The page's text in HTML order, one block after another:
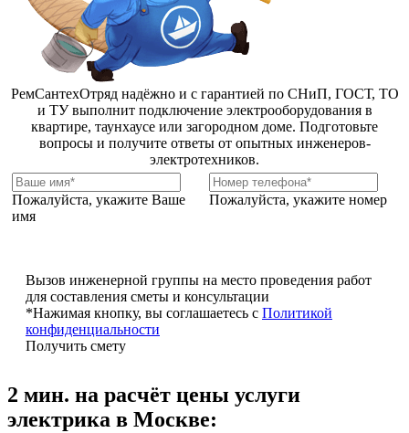
РемСантехОтряд надёжно и с гарантией по СНиП, ГОСТ, ТО
и ТУ выполнит подключение электрооборудования в
квартире, таунхаусе или загородном доме. Подготовьте
вопросы и получите ответы от опытных инженеров-
электротехников.
Пожалуйста, укажите Ваше
имя
Пожалуйста, укажите номер
Вызов инженерной группы на место проведения работ
для составления сметы и консультации
*Нажимая кнопку, вы соглашаетесь с Политикой
конфиденциальности
Получить смету
2 мин. на расчёт цены услуги
электрика в Москве: